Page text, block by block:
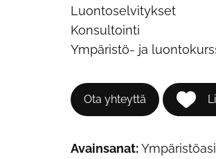
Luontoselvitykset
Konsultointi
Ympäristö- ja
Ota yhteyttä
Avainsanat: